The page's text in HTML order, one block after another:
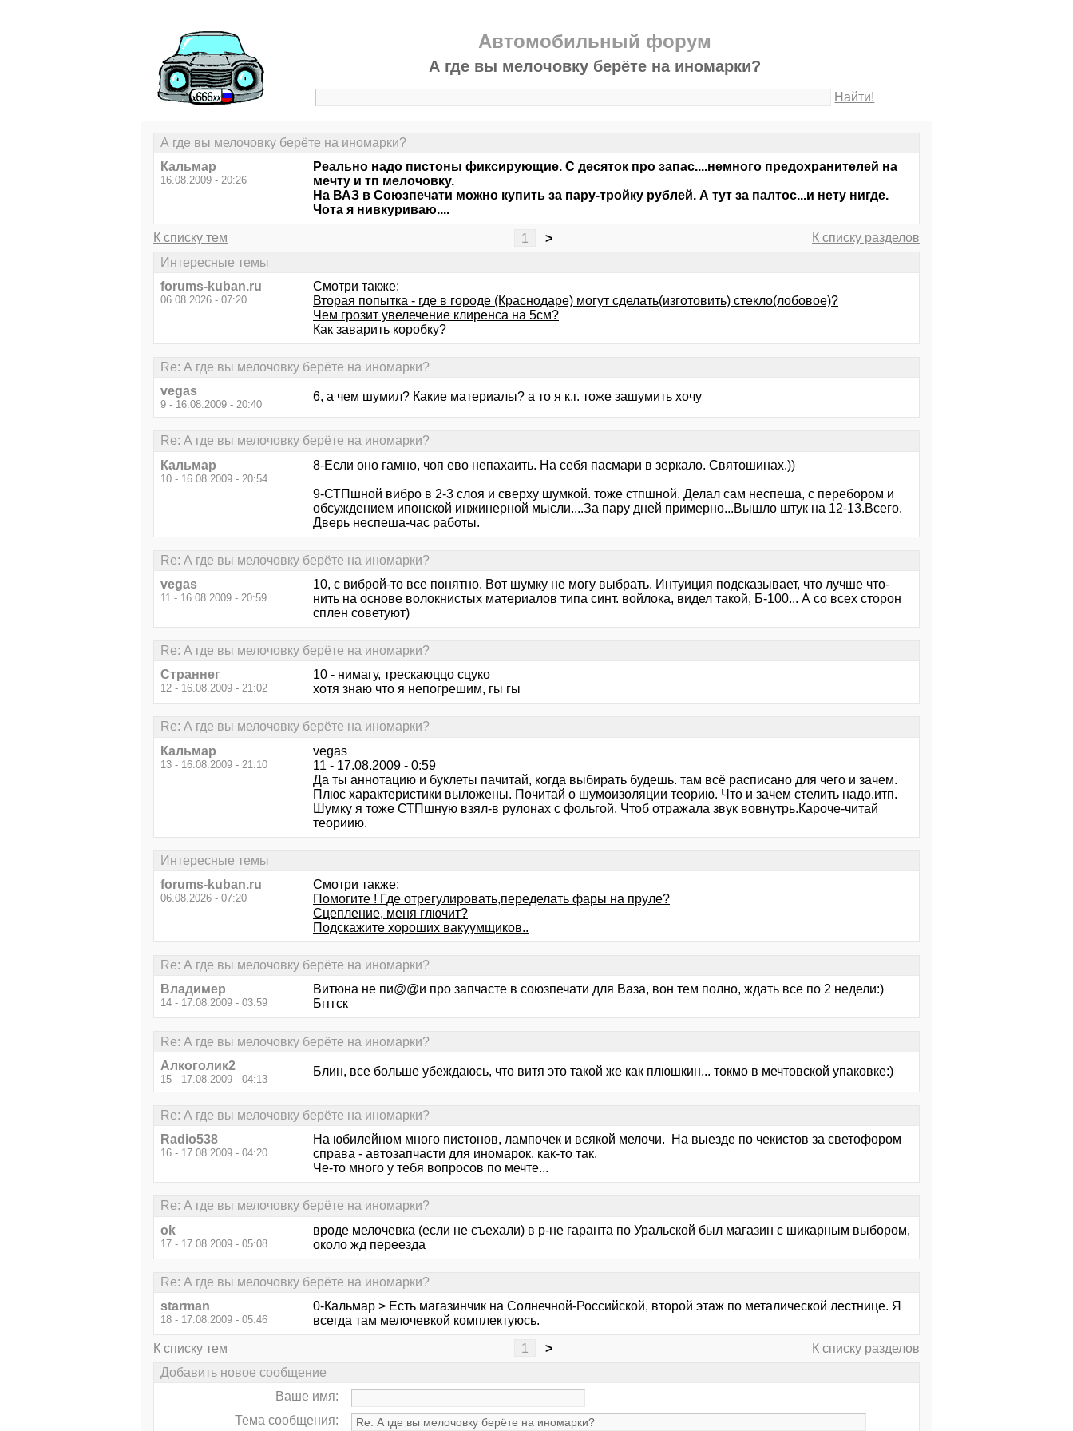
Автомобильный форум
А где вы мелочовку берёте на иномарки?
Найти!
А где вы мелочовку берёте на иномарки?
Кальмар
16.08.2009 - 20:26
Реально надо пистоны фиксирующие. С десяток про запас....немного предохранителей на
мечту и тп мелочовку.
На ВАЗ в Союзпечати можно купить за пару-тройку рублей. А тут за палтос...и нету нигде.
Чота я нивкуриваю....
К списку тем 1 >
К списку разделов
Интересные темы
forums-kuban.ru
06.08.2026 - 07:20
Смотри также:
Вторая попытка - где в городе (Краснодаре) могут сделать(изготовить) стекло(лобовое)?
Чем грозит увелечение клиренса на 5см?
Как заварить коробку?
Re: А где вы мелочовку берёте на иномарки?
vegas
9 - 16.08.2009 - 20:40
6, а чем шумил? Какие материалы? а то я к.г. тоже зашумить хочу
Re: А где вы мелочовку берёте на иномарки?
Кальмар
10 - 16.08.2009 - 20:54
8-Если оно гамно, чоп ево непахаить. На себя пасмари в зеркало. Святошинах.))
9-СТПшной вибро в 2-3 слоя и сверху шумкой. тоже стпшной. Делал сам неспеша, с перебором и
обсуждением ипонской инжинерной мысли....За пару дней примерно...Вышло штук на 12-13.Всего.
Дверь неспеша-час работы.
Re: А где вы мелочовку берёте на иномарки?
vegas
11 - 16.08.2009 - 20:59
10, с виброй-то все понятно. Вот шумку не могу выбрать. Интуиция подсказывает, что лучше что-
нить на основе волокнистых материалов типа синт. войлока, видел такой, Б-100... А со всех сторон
сплен советуют)
Re: А где вы мелочовку берёте на иномарки?
Страннег
12 - 16.08.2009 - 21:02
10 - нимагу, трескаюццо сцуко
хотя знаю что я непогрешим, гы гы
Re: А где вы мелочовку берёте на иномарки?
Кальмар
13 - 16.08.2009 - 21:10
vegas
11 - 17.08.2009 - 0:59
Да ты аннотацию и буклеты пачитай, когда выбирать будешь. там всё расписано для чего и зачем.
Плюс характеристики выложены. Почитай о шумоизоляции теорию. Что и зачем стелить надо.итп.
Шумку я тоже СТПшную взял-в рулонах с фольгой. Чтоб отражала звук вовнутрь.Кароче-читай
теориию.
Интересные темы
forums-kuban.ru
06.08.2026 - 07:20
Смотри также:
Помогите ! Где отрегулировать,переделать фары на пруле?
Сцепление, меня глючит?
Подскажите хороших вакуумщиков..
Re: А где вы мелочовку берёте на иномарки?
Владимер
14 - 17.08.2009 - 03:59
Витюна не пи@@и про запчасте в союзпечати для Ваза, вон тем полно, ждать все по 2 недели:)
Бгггск
Re: А где вы мелочовку берёте на иномарки?
Алкоголик2
15 - 17.08.2009 - 04:13
Блин, все больше убеждаюсь, что витя это такой же как плюшкин... токмо в мечтовской упаковке:)
Re: А где вы мелочовку берёте на иномарки?
Radio538
16 - 17.08.2009 - 04:20
На юбилейном много пистонов, лампочек и всякой мелочи. На выезде по чекистов за светофором
справа - автозапчасти для иномарок, как-то так.
Че-то много у тебя вопросов по мечте...
Re: А где вы мелочовку берёте на иномарки?
ok
17 - 17.08.2009 - 05:08
вроде мелочевка (если не съехали) в р-не гаранта по Уральской был магазин с шикарным выбором,
около жд переезда
Re: А где вы мелочовку берёте на иномарки?
starman
18 - 17.08.2009 - 05:46
0-Кальмар > Есть магазинчик на Солнечной-Российской, второй этаж по металической лестнице. Я
всегда там мелочевкой комплектуюсь.
К списку тем 1 >
К списку разделов
Добавить новое сообщение
Ваше имя:
Тема сообщения: